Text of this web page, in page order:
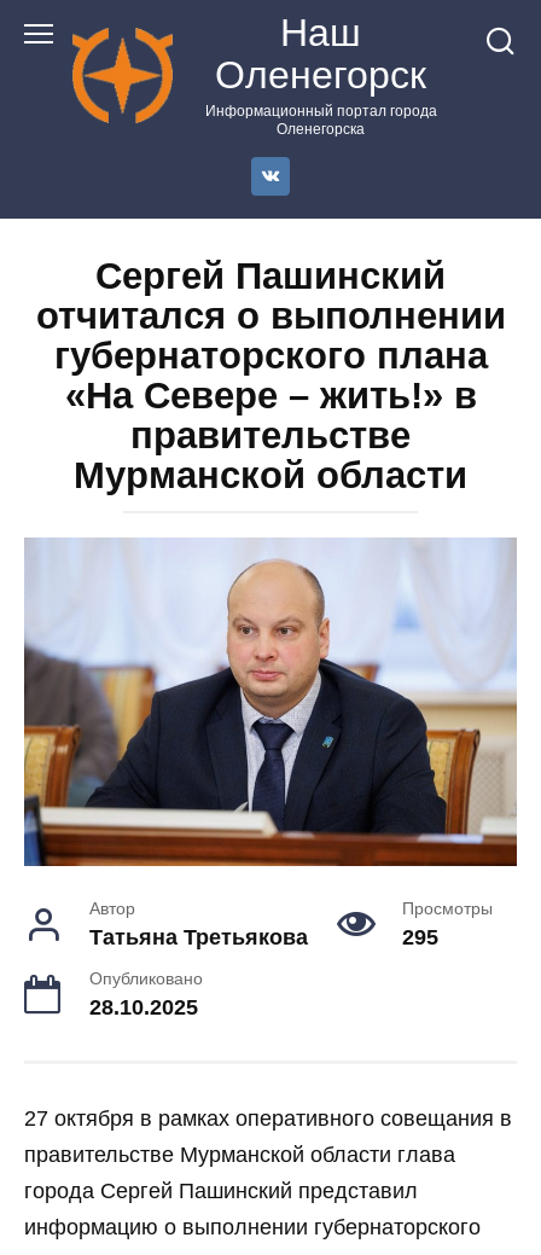
контенту
Наш
Оленегорск
Информационный портал города
Оленегорска
Сергей Пашинский
отчитался о выполнении
губернаторского плана
«На Севере – жить!» в
правительстве
Мурманской области
Автор
Татьяна Третьякова
Просмотры
295
Опубликовано
28.10.2025
27 октября в рамках оперативного совещания в
правительстве Мурманской области глава
города Сергей Пашинский представил
информацию о выполнении губернаторского